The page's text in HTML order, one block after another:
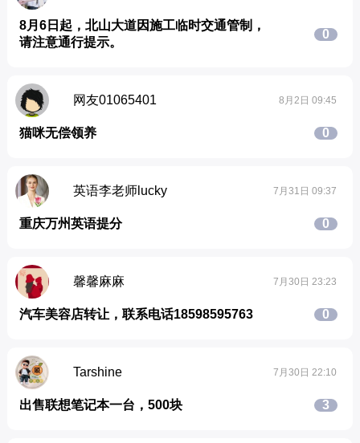
8月6日起，北山大道因施工临时交通管制，
请注意通行提示。
0
网友01065401 8月2日 09:45
猫咪无偿领养 0
英语李老师lucky 7月31日 09:37
重庆万州英语提分 0
馨馨麻麻 7月30日 23:23
汽车美容店转让，联系电话18598595763 0
Tarshine 7月30日 22:10
出售联想笔记本一台，500块 3